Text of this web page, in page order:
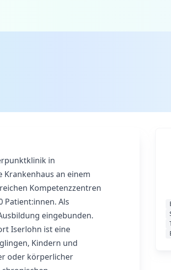
in
an einem
Kompetenzzentren
Patient:innen. Als
eingebunden.
Iserlohn ist eine
Kindern und
oder körperlicher